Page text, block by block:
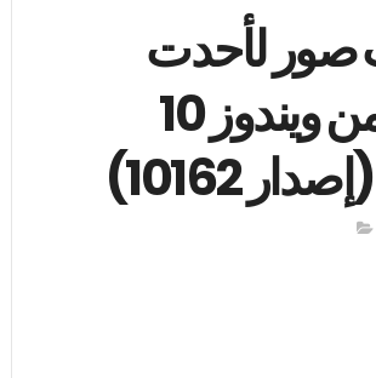
صور لأحدت
إصدار من ويندوز 10
10162)